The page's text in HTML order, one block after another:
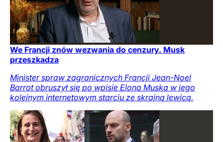
We Francji znów wezwania do cenzury. Musk
przeszkadza
Minister spraw zagranicznych Francji Jean-Noel
Barrot obruszył się po wpisie Elona Muska w jego
kolejnym internetowym starciu ze skrajną lewicą.